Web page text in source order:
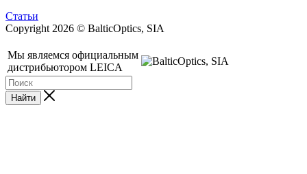
Статьи
Copyright 2026 © BalticOptics, SIA
Мы являемся официальным
дистрибьютором LEICA
Найти